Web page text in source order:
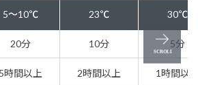
5～10℃ 23℃ 30℃
20分 10分 5分
5時間以上 2時間以上 1時間以